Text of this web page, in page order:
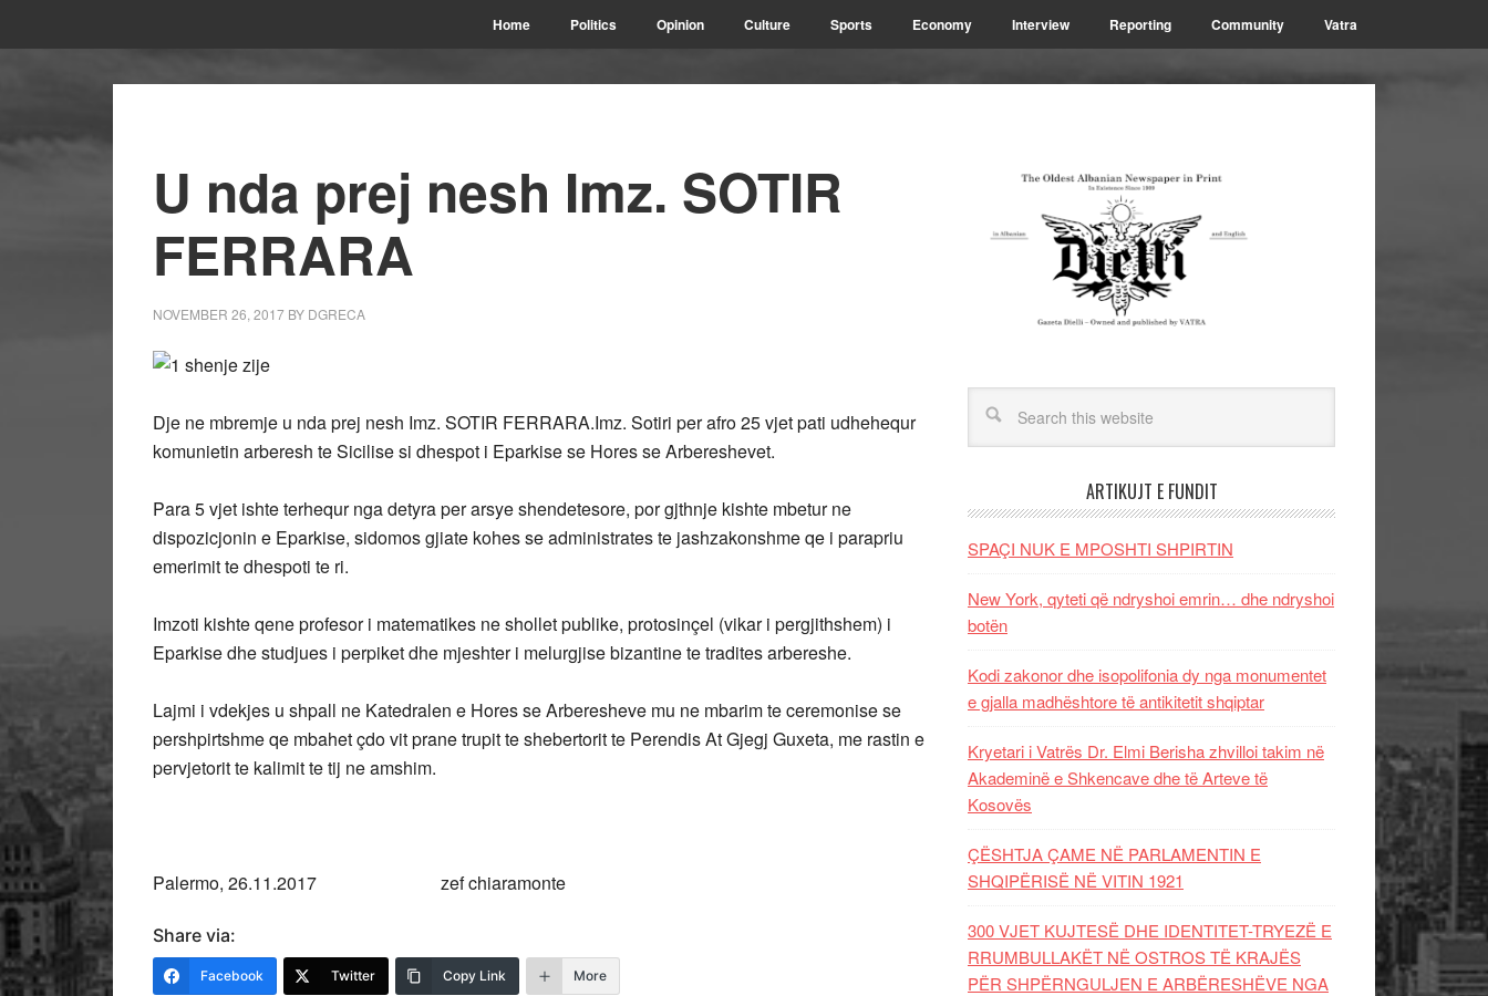
Home Politics Opinion Culture Sports Economy Interview Reporting Community Vatra
U nda prej nesh Imz. SOTIR
FERRARA
NOVEMBER 26, 2017 BY DGRECA
Dje ne mbremje u nda prej nesh Imz. SOTIR FERRARA.Imz. Sotiri per afro 25 vjet pati udhehequr
komunietin arberesh te Sicilise si dhespot i Eparkise se Hores se Arbereshevet.
Para 5 vjet ishte terhequr nga detyra per arsye shendetesore, por gjthnje kishte mbetur ne
dispozicjonin e Eparkise, sidomos gjiate kohes se administrates te jashzakonshme qe i parapriu
emerimit te dhespoti te ri.
Imzoti kishte qene profesor i matematikes ne shollet publike, protosinçel (vikar i pergjithshem) i
Eparkise dhe studjues i perpiket dhe mjeshter i melurgjise bizantine te tradites arbereshe.
Lajmi i vdekjes u shpall ne Katedralen e Hores se Arberesheve mu ne mbarim te ceremonise se
pershpirtshme qe mbahet çdo vit prane trupit te shebertorit te Perendis At Gjegj Guxeta, me rastin e
pervjetorit te kalimit te tij ne amshim.
Palermo, 26.11.2017 zef chiaramonte
Share via:
Facebook Twitter Copy Link More
ARTIKUJT E FUNDIT
SPAÇI NUK E MPOSHTI SHPIRTIN
New York, qyteti që ndryshoi emrin… dhe ndryshoi
botën
Kodi zakonor dhe isopolifonia dy nga monumentet
e gjalla madhështore të antikitetit shqiptar
Kryetari i Vatrës Dr. Elmi Berisha zhvilloi takim në
Akademinë e Shkencave dhe të Arteve të
Kosovës
ÇËSHTJA ÇAME NË PARLAMENTIN E
SHQIPËRISË NË VITIN 1921
300 VJET KUJTESË DHE IDENTITET-TRYEZË E
RRUMBULLAKËT NË OSTROS TË KRAJËS
PËR SHPËRNGULJEN E ARBËRESHËVE NGA